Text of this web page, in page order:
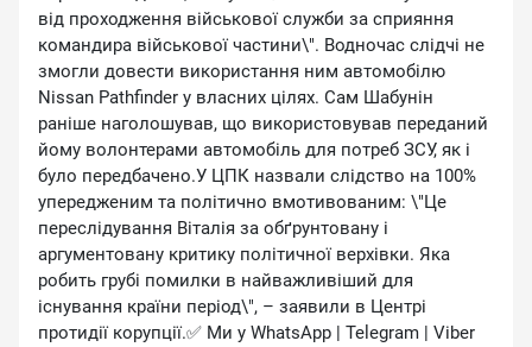
від проходження військової служби за сприяння
командира військової частини\". Водночас слідчі не
змогли довести використання ним автомобілю
Nissan Pathfinder у власних цілях. Сам Шабунін
раніше наголошував, що використовував переданий
йому волонтерами автомобіль для потреб ЗСУ, як і
було передбачено.У ЦПК назвали слідство на 100%
упередженим та політично вмотивованим: \"Це
переслідування Віталія за обґрунтовану і
аргументовану критику політичної верхівки. Яка
робить грубі помилки в найважливіший для
існування країни період\", – заявили в Центрі
протидії корупції.✅ Ми у WhatsApp | Telegram | Viber